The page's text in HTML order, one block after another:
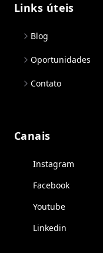
Links úteis
Blog
Oportunidades
Contato
Canais
Instagram
Facebook
Youtube
Linkedin